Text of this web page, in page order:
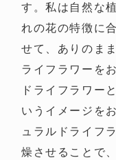
す。私は自然な
れの花の特徴に
せて、ありのま
ライフラワーを
ドライフラワー
いうイメージを
ュラルドライフ
燥させることで